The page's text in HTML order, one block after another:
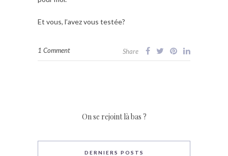
Et vous, l’avez vous testée?
1 Comment Share
On se rejoint là bas ?
DERNIERS POSTS